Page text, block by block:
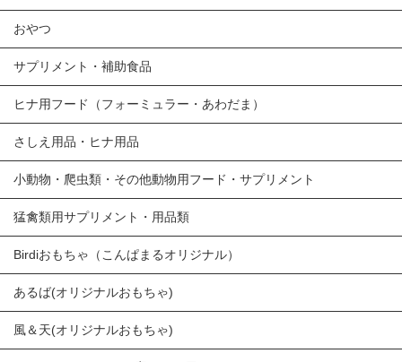
おやつ
サプリメント・補助食品
ヒナ用フード（フォーミュラー・あわだま）
さしえ用品・ヒナ用品
小動物・爬虫類・その他動物用フード・サプリメント
猛禽類用サプリメント・用品類
Birdiおもちゃ（こんぱまるオリジナル）
あるば(オリジナルおもちゃ)
風＆天(オリジナルおもちゃ)